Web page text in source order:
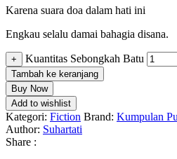
Karena suara doa dalam hati ini
Engkau selalu damai bahagia disana.
+ Kuantitas Sebongkah Batu
Tambah ke keranjang
Buy Now
Add to wishlist
Kategori: Fiction Brand: Kumpulan
Author: Suhartati
Share :